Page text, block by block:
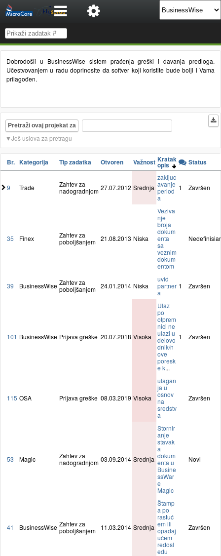
Dobrodošli u BusinessWise sistem praćenja greški i davanja predloga.
Učestvovanjem u radu doprinosite da softver koji koristite bude bolji i Vama
prilagođen.
Pretraži ovaj projekat za
Još uslova za pretragu
Br. Kategorija Tip zadatka Otvoren Važnost Kratak
opis Status
9 Trade
Zahtev za
nadogradnjom 27.07.2012 Srednja
zakljuc
avanje
period
a
1 Završen
35 Finex
Zahtev za
poboljšanjem 21.08.2013 Niska
Veziva
nje
broja
dokum
enta
sa
veznim
dokum
entom
39 BusinessWise Zahtev za
poboljšanjem 24.01.2014 Niska
uvid
partner
a
1 Završen
101 BusinessWise Prijava greške 20.07.2018 Visoka
Ulaz
po
otprem
nici ne
ulazi u
delovo
dnik/n
ove
poresk
e k...
1 Završen
115 OSA Prijava greške 08.03.2019 Visoka
ulagan
ja u
osnov
na
sredstv
a
Završen
53 Magic
Zahtev za
nadogradnjom 03.09.2014 Srednja
Stornir
anje
stavak
a
dokum
enta u
Busine
ssWar
e
Magic
Novi
41 BusinessWise Zahtev za
poboljšanjem
11.03.2014 Srednja
Štamp
a po
rastuć
em ili
opadaj
ućem
redosl
edu
Završen